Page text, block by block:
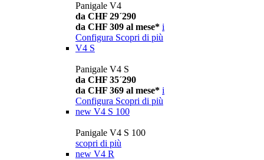
Panigale V4
da CHF 29´290
da CHF 309 al mese* i
Configura Scopri di più
V4 S
Panigale V4 S
da CHF 35´290
da CHF 369 al mese* i
Configura Scopri di più
new V4 S 100
Panigale V4 S 100
scopri di più
new V4 R